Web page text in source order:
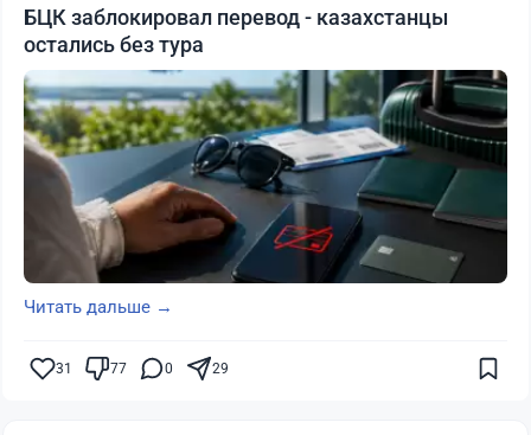
БЦК заблокировал перевод - казахстанцы
остались без тура
Читать дальше →
31 77 0 29